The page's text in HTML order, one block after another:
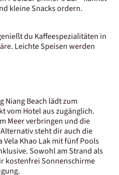
kleine Snacks ordern.
du Kaffeespezialitäten in
Leichte Speisen werden
Niang Beach lädt zum
vom Hotel aus zugänglich.
Meer verbringen und die
steht dir auch die
Khao Lak mit fünf Pools
Sowohl am Strand als
kostenfrei Sonnenschirme